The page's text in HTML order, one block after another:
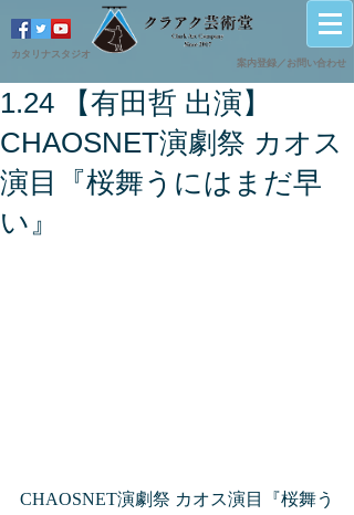
案内登録／ ​お問い合わせ
カタリナスタジオ
1.24 【有田哲 出演】
CHAOSNET演劇祭 カオス
演目『桜舞うにはまだ早
い』
CHAOSNET演劇祭 カオス演目『桜舞う